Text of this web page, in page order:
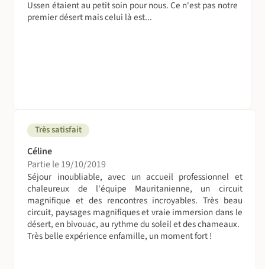
mais évitons de la gaspiller, par respect des populations
accompagnateurs mauritaniens francophones, assistés
d'une équipe chamelière et d'un cuisinier.
Nos guides locaux ne sont ni ethnologues, ni géologues,
mais ils ont une bonne connaissance de leur pays. Ils
auront à cœur de vous y accueillir fraternellement malgré
leur retenue naturelle… Questionnez les et ils vous feront
tout partager…
Portage des bagages et du matériel logistique par
Ussen étaient au petit soin pour nous. Ce n'est pas notre
premier désert mais celui là est...
Très satisfait
Céline
Partie le 19/10/2019
Séjour inoubliable, avec un accueil professionnel et
chaleureux de l'équipe Mauritanienne, un circuit
magnifique et des rencontres incroyables. Très beau
circuit, paysages magnifiques et vraie immersion dans le
désert, en bivouac, au rythme du soleil et des chameaux.
Très belle expérience enfamille, un moment fort !